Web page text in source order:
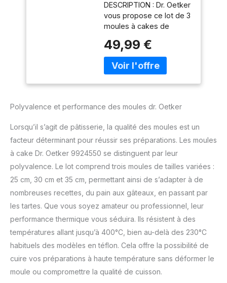
gâteaux, moule à
cake, moule
rectangulaire, moule
à pâtisserie, moule à
gâteaux, Acier,
Emaille, 30 cm - 35
cm - 25 cm
DESCRIPTION : Dr. Oetker
vous propose ce lot de 3
moules à cakes de
pour réaliser de bons
cakes sucrés ou salés,
comme des cakes
et votre imagination LE
utiliser ce moule à pain
pour cuire vos aliments
préférés par vous-même
ou avec d'autres, et
améliorer vos
compétences manuelles
et de cuisson tout en
vous amusant avec votre
famille ou amis
COMPOSITION : Ce
moule à gâteau de
fabrication allemande est
en acier renforcé en
émaille Premium et
49,99 €
Polyvalence et performance des moules dr. Oetker
Lorsqu’il s’agit de pâtisserie, la qualité des moules est un
facteur déterminant pour réussir ses préparations. Les moules
à cake Dr. Oetker 9924550 se distinguent par leur
polyvalence. Le lot comprend trois moules de tailles variées :
25 cm, 30 cm et 35 cm, permettant ainsi de s’adapter à de
nombreuses recettes, du pain aux gâteaux, en passant par
les tartes. Que vous soyez amateur ou professionnel, leur
performance thermique vous séduira. Ils résistent à des
températures allant jusqu’à 400°C, bien au-delà des 230°C
habituels des modèles en téflon. Cela offre la possibilité de
cuire vos préparations à haute température sans déformer le
moule ou compromettre la qualité de cuisson.